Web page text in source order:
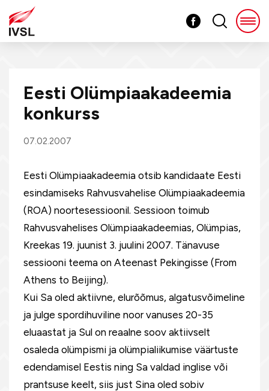
Eesti Olümpiaakadeemia
konkurss
07.02.2007
Eesti Olümpiaakadeemia otsib kandidaate Eesti
esindamiseks Rahvusvahelise Olümpiaakadeemia
(ROA) noortesessioonil. Sessioon toimub
Rahvusvahelises Olümpiaakadeemias, Olümpias,
Kreekas 19. juunist 3. juulini 2007. Tänavuse
sessiooni teema on Ateenast Pekingisse (From
Athens to Beijing).
Kui Sa oled aktiivne, elurõõmus, algatusvõimeline
ja julge spordihuviline noor vanuses 20-35
eluaastat ja Sul on reaalne soov aktiivselt
osaleda olümpismi ja olümpialiikumise väärtuste
edendamisel Eestis ning Sa valdad inglise või
prantsuse keelt, siis just Sina oled sobiv